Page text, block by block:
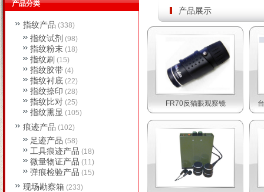
产品展示
FR70反猫眼观察镜
产品分类
指纹产品 (338)
指纹试剂 (98)
指纹粉末 (18)
指纹刷 (15)
指纹胶带 (4)
指纹衬底 (22)
指纹捺印 (28)
指纹比对 (25)
指纹熏显 (105)
痕迹产品 (102)
足迹产品 (58)
工具痕迹产品 (18)
微量物证产品 (11)
弹痕检验产品 (15)
现场勘察箱 (233)